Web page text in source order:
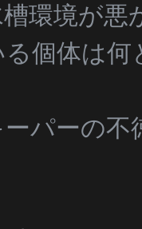
環境が
個体は
パーの